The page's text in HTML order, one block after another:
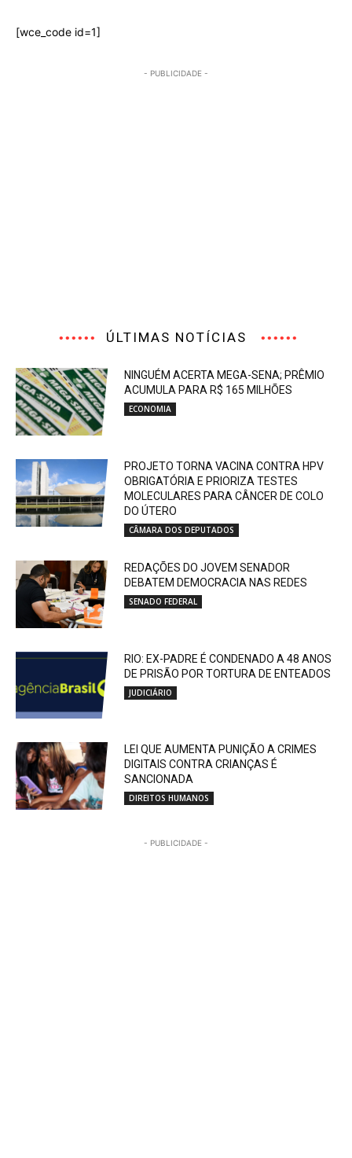
[wce_code id=1]
- PUBLICIDADE -
ÚLTIMAS NOTÍCIAS
NINGUÉM ACERTA MEGA-SENA; PRÊMIO
ACUMULA PARA R$ 165 MILHÕES
ECONOMIA
PROJETO TORNA VACINA CONTRA HPV
OBRIGATÓRIA E PRIORIZA TESTES
MOLECULARES PARA CÂNCER DE COLO
DO ÚTERO
CÂMARA DOS DEPUTADOS
REDAÇÕES DO JOVEM SENADOR
DEBATEM DEMOCRACIA NAS REDES
SENADO FEDERAL
RIO: EX-PADRE É CONDENADO A 48 ANOS
DE PRISÃO POR TORTURA DE ENTEADOS
JUDICIÁRIO
LEI QUE AUMENTA PUNIÇÃO A CRIMES
DIGITAIS CONTRA CRIANÇAS É
SANCIONADA
DIREITOS HUMANOS
- PUBLICIDADE -